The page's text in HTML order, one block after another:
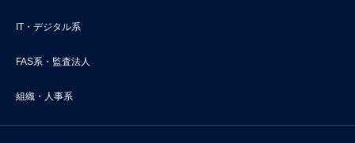
IT・デジタル系
FAS系・監査法人
組織・人事系